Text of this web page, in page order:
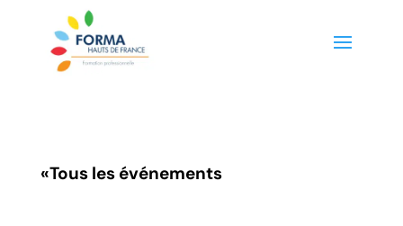
«Tous les événements